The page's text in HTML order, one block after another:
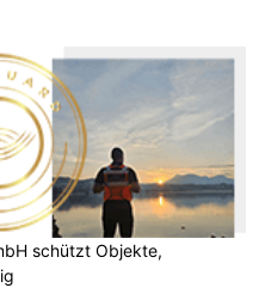
schützt Objekte,